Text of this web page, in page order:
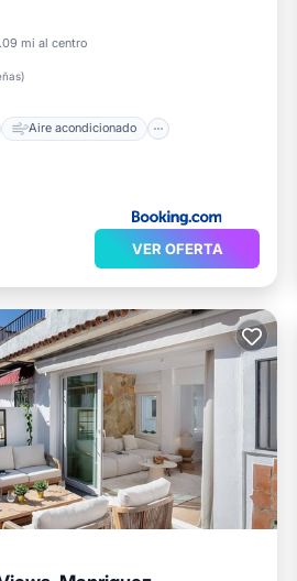
mi al centro
)
Aire acondicionado
Internet
VER OFERTA